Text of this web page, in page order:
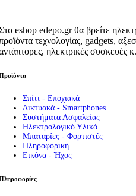
eshop edepo.gr θα βρείτε
τεχνολογίας, gadgets,
ηλεκτρικές συσκευές
Σπίτι - Εποχιακά
Δικτυακά - Smartphones
Συστήματα Ασφαλείας
Ηλεκτρολογικό Υλικό
Μπαταρίες - Φορτιστές
Πληροφορική
Εικόνα - Ήχος